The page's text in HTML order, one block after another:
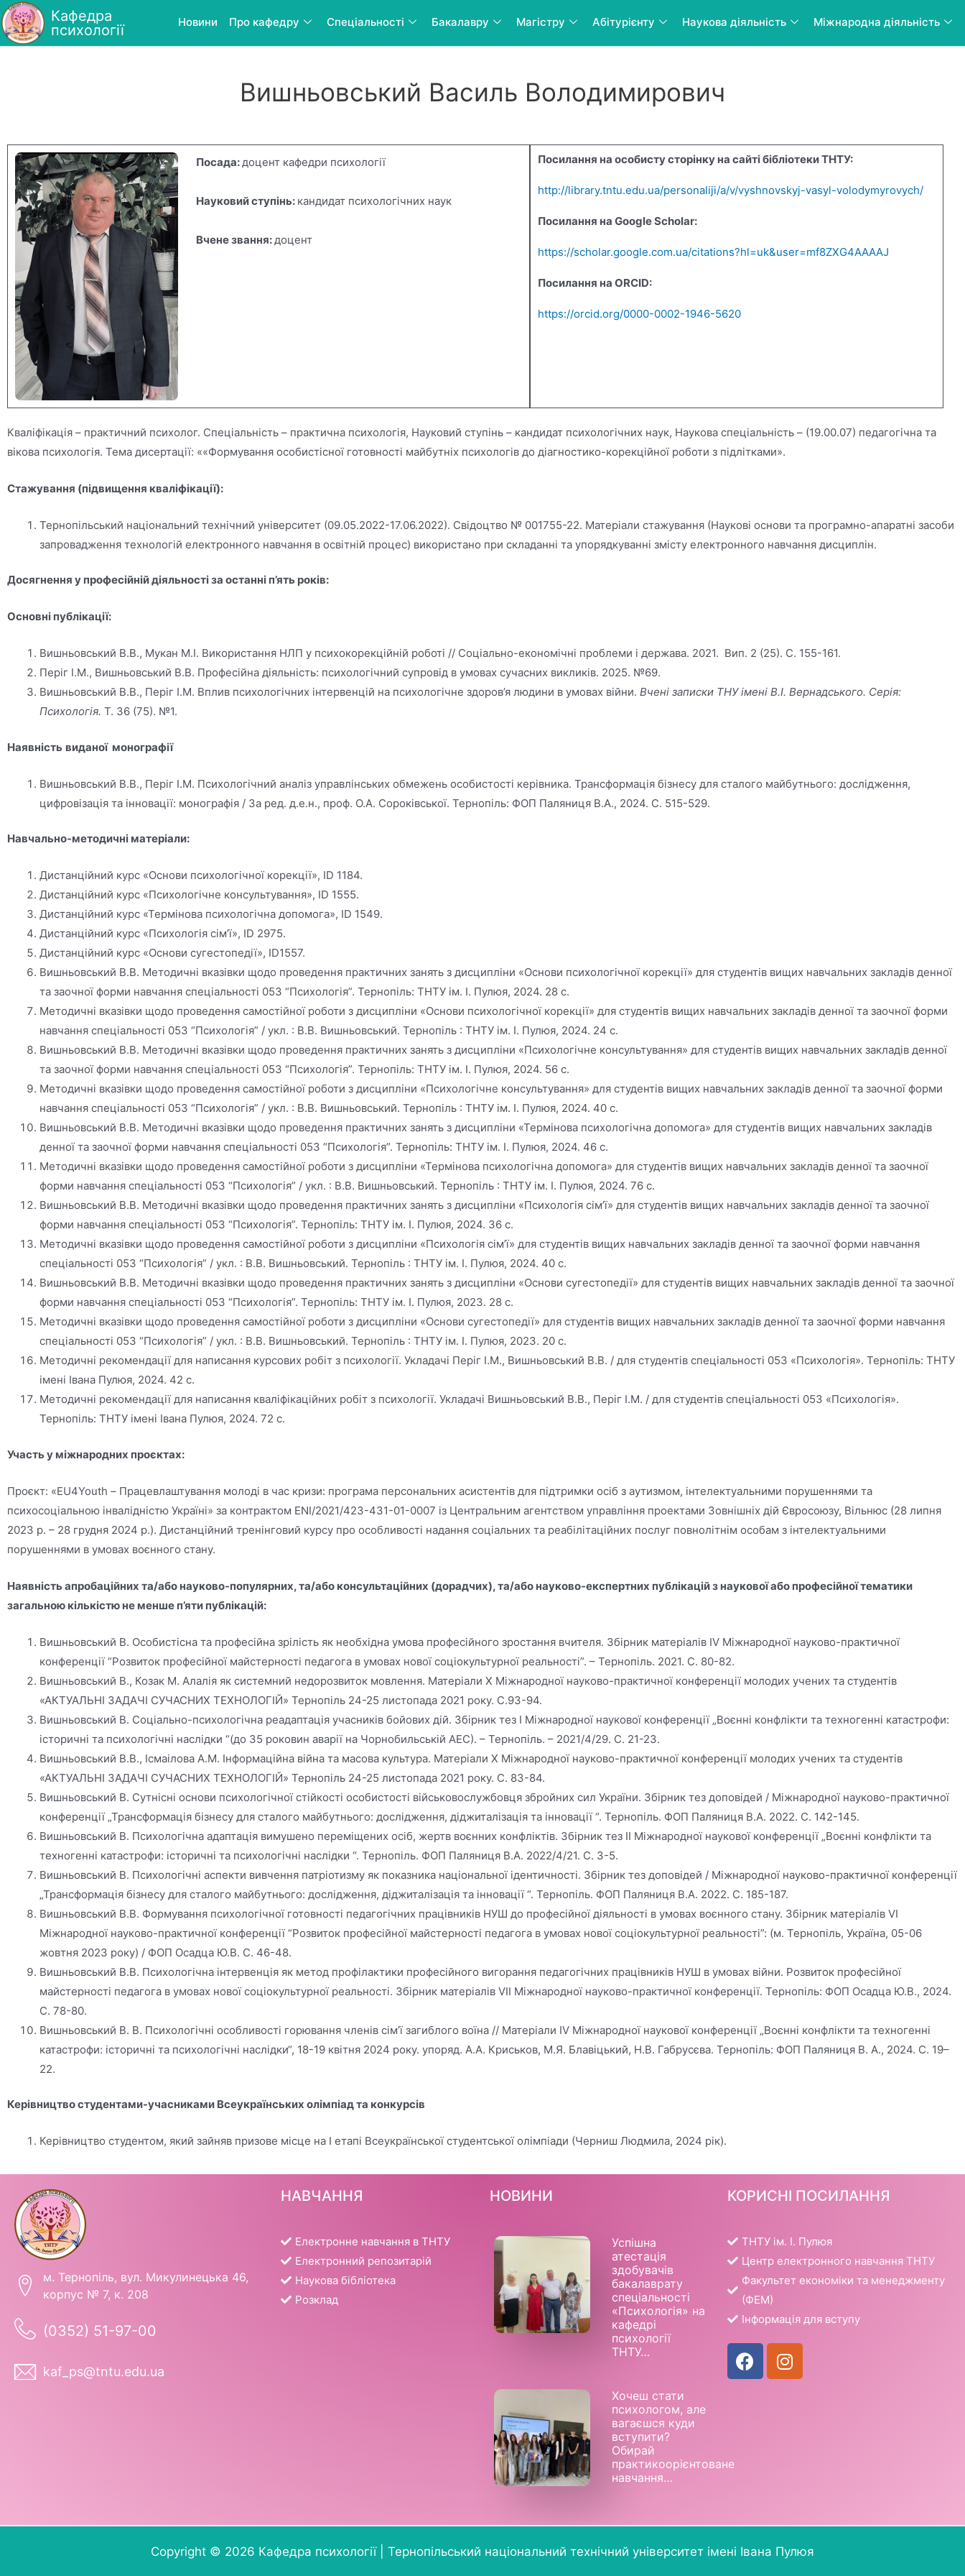
Кафедра
психології
Новини Про кафедру Спеціальності Бакалавру Магістру Абітурієнту Наукова діяльність Міжнародна діяльність
Вишньовський Василь Володимирович
Посада:доцент кафедри психології
Науковий ступінь: кандидат психологічних наук
Вчене звання:доцент
Посилання на особисту сторінку на сайті бібліотеки ТНТУ:
http://library.tntu.edu.ua/personaliji/a/v/vyshnovskyj-vasyl-volodymyrovych/
Посилання на Google Scholar:
https://scholar.google.com.ua/citations?hl=uk&user=mf8ZXG4AAAAJ
Посилання на ORCID:
https://orcid.org/0000-0002-1946-5620
Кваліфікація – практичний психолог. Спеціальність – практична психологія, Науковий ступінь – кандидат психологічних наук, Наукова спеціальність – (19.00.07) педагогічна та
вікова психологія. Тема дисертації: ««Формування особистісної готовності майбутніх психологів до діагностико-корекційної роботи з підлітками».
Стажування (підвищення кваліфікації):
Тернопільський національний технічний університет (09.05.2022-17.06.2022). Свідоцтво № 001755-22. Матеріали стажування (Наукові основи та програмно-апаратні засоби
запровадження технологій електронного навчання в освітній процес) використано при складанні та упорядкуванні змісту електронного навчання дисциплін.
Досягнення у професійній діяльності за останні п’ять років:
Основні публікації:
Вишньовський В.В., Мукан М.І. Використання НЛП у психокорекційній роботі // Соціально-економічні проблеми і держава. 2021. Вип. 2 (25). С. 155-161.
Періг І.М., Вишньовський В.В. Професійна діяльність: психологічний супровід в умовах сучасних викликів. 2025. №69.
Вишньовський В.В., Періг І.М. Вплив психологічних інтервенцій на психологічне здоров’я людини в умовах війни. Вчені записки ТНУ імені В.І. Вернадського. Серія:
Психологія. Т. 36 (75). №1.
Наявність виданої монографії
Вишньовський В.В., Періг І.М. Психологічний аналіз управлінських обмежень особистості керівника. Трансформація бізнесу для сталого майбутнього: дослідження,
цифровізація та інновації: монографія / За ред. д.е.н., проф. О.А. Сороківської. Тернопіль: ФОП Паляниця В.А., 2024. С. 515-529.
Навчально-методичні матеріали:
Дистанційний курс «Основи психологічної корекції», ID 1184.
Дистанційний курс «Психологічне консультування», ID 1555.
Дистанційний курс «Термінова психологічна допомога», ID 1549.
Дистанційний курс «Психологія сім’ї», ID 2975.
Дистанційний курс «Основи сугестопедії», ID1557.
Вишньовський В.В. Методичні вказівки щодо проведення практичних занять з дисципліни «Основи психологічної корекції» для студентів вищих навчальних закладів денної
та заочної форми навчання спеціальності 053 “Психологія”. Тернопіль: ТНТУ ім. І. Пулюя, 2024. 28 с.
Методичні вказівки щодо проведення самостійної роботи з дисципліни «Основи психологічної корекції» для студентів вищих навчальних закладів денної та заочної форми
навчання спеціальності 053 “Психологія” / укл. : В.В. Вишньовський. Тернопіль : ТНТУ ім. І. Пулюя, 2024. 24 с.
Вишньовський В.В. Методичні вказівки щодо проведення практичних занять з дисципліни «Психологічне консультування» для студентів вищих навчальних закладів денної
та заочної форми навчання спеціальності 053 “Психологія”. Тернопіль: ТНТУ ім. І. Пулюя, 2024. 56 с.
Методичні вказівки щодо проведення самостійної роботи з дисципліни «Психологічне консультування» для студентів вищих навчальних закладів денної та заочної форми
навчання спеціальності 053 “Психологія” / укл. : В.В. Вишньовський. Тернопіль : ТНТУ ім. І. Пулюя, 2024. 40 с.
Вишньовський В.В. Методичні вказівки щодо проведення практичних занять з дисципліни «Термінова психологічна допомога» для студентів вищих навчальних закладів
денної та заочної форми навчання спеціальності 053 “Психологія”. Тернопіль: ТНТУ ім. І. Пулюя, 2024. 46 с.
Методичні вказівки щодо проведення самостійної роботи з дисципліни «Термінова психологічна допомога» для студентів вищих навчальних закладів денної та заочної
форми навчання спеціальності 053 “Психологія” / укл. : В.В. Вишньовський. Тернопіль : ТНТУ ім. І. Пулюя, 2024. 76 с.
Вишньовський В.В. Методичні вказівки щодо проведення практичних занять з дисципліни «Психологія сім’ї» для студентів вищих навчальних закладів денної та заочної
форми навчання спеціальності 053 “Психологія”. Тернопіль: ТНТУ ім. І. Пулюя, 2024. 36 с.
Методичні вказівки щодо проведення самостійної роботи з дисципліни «Психологія сім’ї» для студентів вищих навчальних закладів денної та заочної форми навчання
спеціальності 053 “Психологія” / укл. : В.В. Вишньовський. Тернопіль : ТНТУ ім. І. Пулюя, 2024. 40 с.
Вишньовський В.В. Методичні вказівки щодо проведення практичних занять з дисципліни «Основи сугестопедії» для студентів вищих навчальних закладів денної та заочної
форми навчання спеціальності 053 “Психологія”. Тернопіль: ТНТУ ім. І. Пулюя, 2023. 28 с.
Методичні вказівки щодо проведення самостійної роботи з дисципліни «Основи сугестопедії» для студентів вищих навчальних закладів денної та заочної форми навчання
спеціальності 053 “Психологія” / укл. : В.В. Вишньовський. Тернопіль : ТНТУ ім. І. Пулюя, 2023. 20 с.
Методичні рекомендації для написання курсових робіт з психології. Укладачі Періг І.М., Вишньовський В.В. / для студентів спеціальності 053 «Психологія». Тернопіль: ТНТУ
імені Івана Пулюя, 2024. 42 с.
Методичні рекомендації для написання кваліфікаційних робіт з психології. Укладачі Вишньовський В.В., Періг І.М. / для студентів спеціальності 053 «Психологія».
Тернопіль: ТНТУ імені Івана Пулюя, 2024. 72 с.
Участь у міжнародних проєктах:
Проєкт: «EU4Youth – Працевлаштування молоді в час кризи: програма персональних асистентів для підтримки осіб з аутизмом, інтелектуальними порушеннями та
психосоціальною інвалідністю Україні» за контрактом ENI/2021/423-431-01-0007 із Центральним агентством управління проектами Зовнішніх дій Євросоюзу, Вільнюс (28 липня
2023 р. – 28 грудня 2024 р.). Дистанційний тренінговий курсу про особливості надання соціальних та реабілітаційних послуг повнолітнім особам з інтелектуальними
порушеннями в умовах воєнного стану.
Наявність апробаційних та/або науково-популярних, та/або консультаційних (дорадчих), та/або науково-експертних публікацій з наукової або професійної тематики
загальною кількістю не менше п’яти публікацій:
Вишньовський В. Особистісна та професійна зрілість як необхідна умова професійного зростання вчителя. Збірник матеріалів IV Міжнародної науково-практичної
конференції “Розвиток професійної майстерності педагога в умовах нової соціокультурної реальності”. – Тернопіль. 2021. С. 80-82.
Вишньовський В., Козак М. Алалія як системний недорозвиток мовлення. Матеріали X Міжнародної науково-практичної конференції молодих учених та студентів
«АКТУАЛЬНІ ЗАДАЧІ СУЧАСНИХ ТЕХНОЛОГІЙ» Тернопіль 24-25 листопада 2021 року. С.93-94.
Вишньовський В. Соціально-психологічна реадаптація учасників бойових дій. Збірник тез I Міжнародної наукової конференції „Воєнні конфлікти та техногенні катастрофи:
історичні та психологічні наслідки “(до 35 роковин аварії на Чорнобильській АЕС). – Тернопіль. – 2021/4/29. С. 21-23.
Вишньовський В.В., Ісмаілова А.М. Інформаційна війна та масова культура. Матеріали X Міжнародної науково-практичної конференції молодих учених та студентів
«АКТУАЛЬНІ ЗАДАЧІ СУЧАСНИХ ТЕХНОЛОГІЙ» Тернопіль 24-25 листопада 2021 року. С. 83-84.
Вишньовський В. Сутнісні основи психологічної стійкості особистості військовослужбовця збройних сил України. Збірник тез доповідей / Міжнародної науково-практичної
конференції „Трансформація бізнесу для сталого майбутнього: дослідження, діджиталізація та інновації “. Тернопіль. ФОП Паляниця В.А. 2022. С. 142-145.
Вишньовський В. Психологічна адаптація вимушено переміщених осіб, жертв воєнних конфліктів. Збірник тез ІІ Міжнародної наукової конференції „Воєнні конфлікти та
техногенні катастрофи: історичні та психологічні наслідки “. Тернопіль. ФОП Паляниця В.А. 2022/4/21. С. 3-5.
Вишньовський В. Психологічні аспекти вивчення патріотизму як показника національної ідентичності. Збірник тез доповідей / Міжнародної науково-практичної конференції
„Трансформація бізнесу для сталого майбутнього: дослідження, діджиталізація та інновації “. Тернопіль. ФОП Паляниця В.А. 2022. С. 185-187.
Вишньовський В.В. Формування психологічної готовності педагогічних працівників НУШ до професійної діяльності в умовах воєнного стану. Збірник матеріалів VІ
Міжнародної науково-практичної конференції “Розвиток професійної майстерності педагога в умовах нової соціокультурної реальності”: (м. Тернопіль, Україна, 05-06
жовтня 2023 року) / ФОП Осадца Ю.В. С. 46-48.
Вишньовський В.В. Психологічна інтервенція як метод профілактики професійного вигорання педагогічних працівників НУШ в умовах війни. Розвиток професійної
майстерності педагога в умовах нової соціокультурної реальності. Збірник матеріалів VII Міжнародної науково-практичної конференції. Тернопіль: ФОП Осадца Ю.В., 2024.
C. 78-80.
Вишньовський В. В. Психологічні особливості горювання членів сім’ї загиблого воїна // Матеріали IV Міжнародної наукової конференції „Воєнні конфлікти та техногенні
катастрофи: історичні та психологічні наслідки“, 18-19 квітня 2024 року. упоряд. А.А. Криськов, М.Я. Блавіцький, Н.В. Габрусєва. Тернопіль: ФОП Паляниця В. А., 2024. С. 19–
22.
Керівництво студентами-учасниками Всеукраїнських олімпіад та конкурсів
Керівництво студентом, який зайняв призове місце на I етапі Всеукраїнської студентської олімпіади (Черниш Людмила, 2024 рік).
м. Тернопіль, вул. Микулинецька 46,
корпус № 7, к. 208
(0352) 51-97-00
kaf_ps@tntu.edu.ua
НАВЧАННЯ
Електронне навчання в ТНТУ
Електронний репозитарій
Наукова бібліотека
Розклад
НОВИНИ
Успішна
атестація
здобувачів
бакалаврату
спеціальності
«Психологія» на
кафедрі
психології
ТНТУ…
Хочеш стати
психологом, але
вагаєшся куди
вступити?
Обирай
практикоорієнтоване
навчання…
КОРИСНІ ПОСИЛАННЯ
ТНТУ ім. І. Пулюя
Центр електронного навчання ТНТУ
Факультет економіки та менеджменту
(ФЕМ)
Інформація для вступу
Copyright © 2026 Кафедра психології | Тернопільський національний технічний університет імені Івана Пулюя